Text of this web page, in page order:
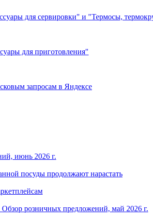
для сервировки" и "Термосы,
для приготовления"
запросам в Яндексе
июнь 2026 г.
посуды продолжают нарастать
розничных предложений, май 2026 г.